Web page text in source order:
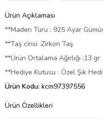
Ürün Açıklaması
**Maden Türü : 925 Ayar
**Taş cinsi :Zirkon Taş
**Ürün Ortalama Ağırlığı :13 gr
**Hediye Kutusu : Özel Şık
Ürün Kodu: kcm97397556
Ürün Özellikleri